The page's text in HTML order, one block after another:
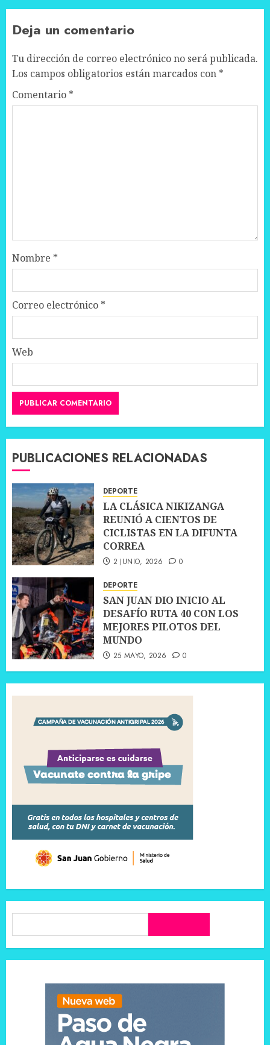
Deja un comentario
Tu dirección de correo electrónico no será publicada.
Los campos obligatorios están marcados con *
Comentario *
Nombre *
Correo electrónico *
Web
PUBLICACIONES RELACIONADAS
DEPORTE
LA CLÁSICA NIKIZANGA
REUNIÓ A CIENTOS DE
CICLISTAS EN LA DIFUNTA
CORREA
2 JUNIO, 2026 0
DEPORTE
SAN JUAN DIO INICIO AL
DESAFÍO RUTA 40 CON LOS
MEJORES PILOTOS DEL
MUNDO
25 MAYO, 2026 0